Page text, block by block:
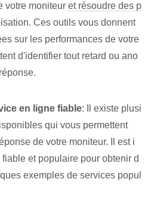
votre moniteur et résoudre des p
Ces outils vous donnent
sur les performances de votre
d'identifier tout retard ou ano
en ligne fiable: Il existe plusi
qui vous permettent
de votre moniteur. Il est i
fiable et populaire pour obtenir d
exemples de services popul